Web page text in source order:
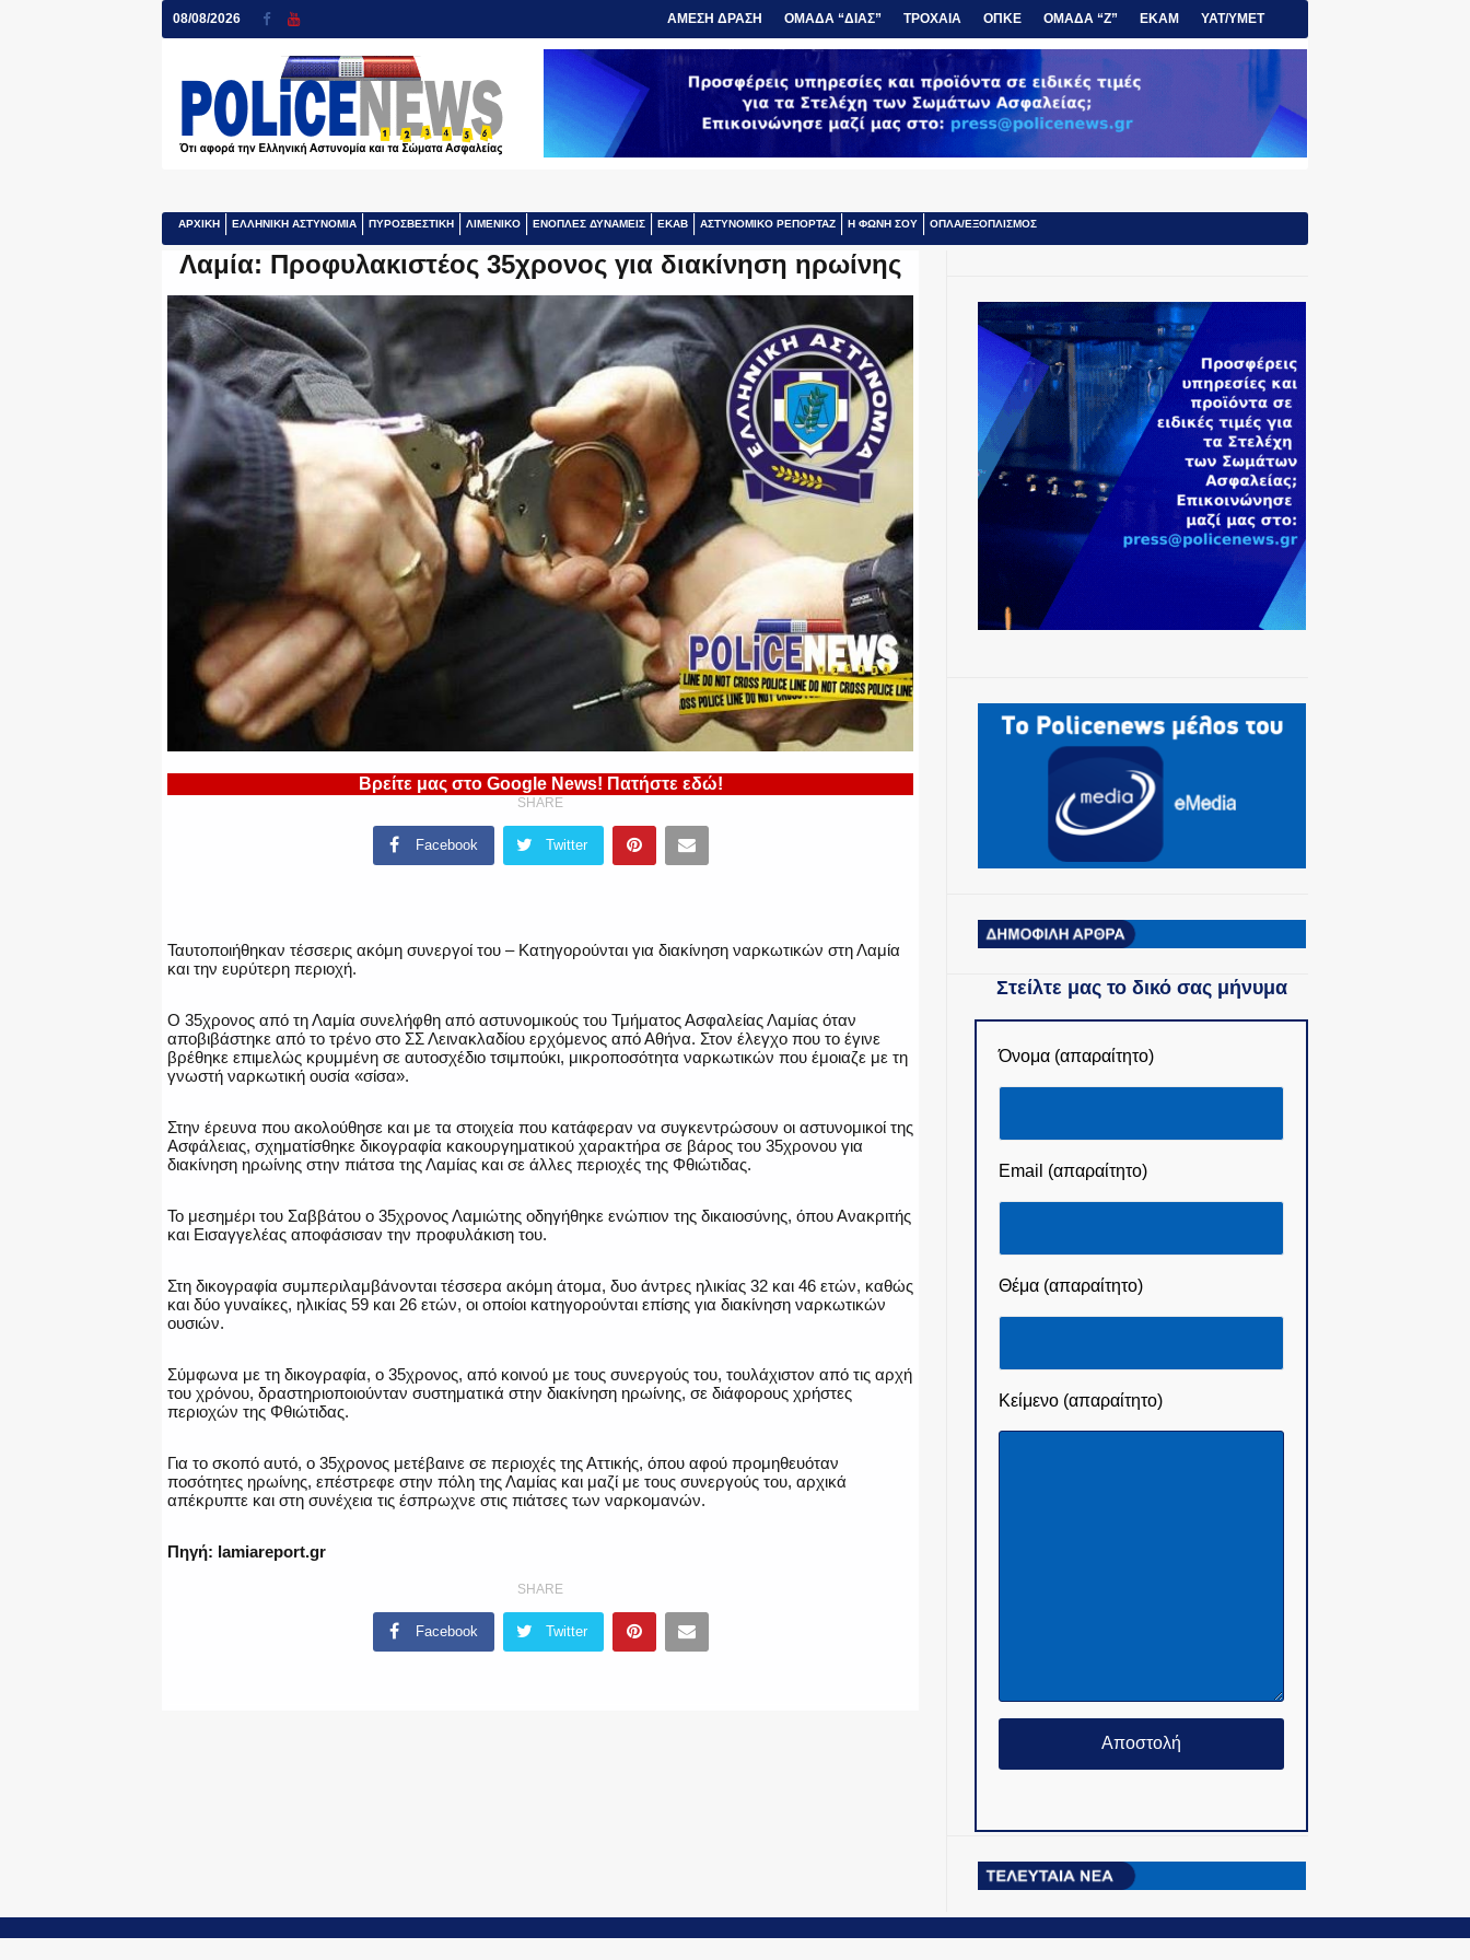
08/08/2026 ΑΜΕΣΗ ΔΡΑΣΗ ΟΜΑΔΑ “ΔΙΑΣ” ΤΡΟΧΑΙΑ ΟΠΚΕ ΟΜΑΔΑ “Ζ” ΕΚΑΜ ΥΑΤ/ΥΜΕΤ
ΑΡΧΙΚΗ ΕΛΛΗΝΙΚΗ ΑΣΤΥΝΟΜΙΑ ΠΥΡΟΣΒΕΣΤΙΚΗ ΛΙΜΕΝΙΚΟ ΕΝΟΠΛΕΣ ΔΥΝΑΜΕΙΣ ΕΚΑΒ ΑΣΤΥΝΟΜΙΚΟ ΡΕΠΟΡΤΑΖ Η ΦΩΝΗ ΣΟΥ ΟΠΛΑ/ΕΞΟΠΛΙΣΜΟΣ
Λαμία: Προφυλακιστέος 35χρονος για διακίνηση ηρωίνης
Βρείτε μας στο Google News! Πατήστε εδώ!
SHARE
Facebook Twitter
Ταυτοποιήθηκαν τέσσερις ακόμη συνεργοί του – Κατηγορούνται για διακίνηση ναρκωτικών στη Λαμία
και την ευρύτερη περιοχή.
Ο 35χρονος από τη Λαμία συνελήφθη από αστυνομικούς του Τμήματος Ασφαλείας Λαμίας όταν
αποβιβάστηκε από το τρένο στο ΣΣ Λεινακλαδίου ερχόμενος από Αθήνα. Στον έλεγχο που το έγινε
βρέθηκε επιμελώς κρυμμένη σε αυτοσχέδιο τσιμπούκι, μικροποσότητα ναρκωτικών που έμοιαζε με τη
γνωστή ναρκωτική ουσία «σίσα».
Στην έρευνα που ακολούθησε και με τα στοιχεία που κατάφεραν να συγκεντρώσουν οι αστυνομικοί της
Ασφάλειας, σχηματίσθηκε δικογραφία κακουργηματικού χαρακτήρα σε βάρος του 35χρονου για
διακίνηση ηρωίνης στην πιάτσα της Λαμίας και σε άλλες περιοχές της Φθιώτιδας.
Το μεσημέρι του Σαββάτου ο 35χρονος Λαμιώτης οδηγήθηκε ενώπιον της δικαιοσύνης, όπου Ανακριτής
και Εισαγγελέας αποφάσισαν την προφυλάκιση του.
Στη δικογραφία συμπεριλαμβάνονται τέσσερα ακόμη άτομα, δυο άντρες ηλικίας 32 και 46 ετών, καθώς
και δύο γυναίκες, ηλικίας 59 και 26 ετών, οι οποίοι κατηγορούνται επίσης για διακίνηση ναρκωτικών
ουσιών.
Σύμφωνα με τη δικογραφία, ο 35χρονος, από κοινού με τους συνεργούς του, τουλάχιστον από τις αρχή
του χρόνου, δραστηριοποιούνταν συστηματικά στην διακίνηση ηρωίνης, σε διάφορους χρήστες
περιοχών της Φθιώτιδας.
Για το σκοπό αυτό, ο 35χρονος μετέβαινε σε περιοχές της Αττικής, όπου αφού προμηθευόταν
ποσότητες ηρωίνης, επέστρεφε στην πόλη της Λαμίας και μαζί με τους συνεργούς του, αρχικά
απέκρυπτε και στη συνέχεια τις έσπρωχνε στις πιάτσες των ναρκομανών.
Πηγή: lamiareport.gr
SHARE
Facebook Twitter
Στείλτε μας το δικό σας μήνυμα
Όνομα (απαραίτητο)
Email (απαραίτητο)
Θέμα (απαραίτητο)
Κείμενο (απαραίτητο)
© Copyright 2015-2024 - PoliceNews.gr byG POiNT ADV-ΤΑΥΤΟΤΗΤΑ